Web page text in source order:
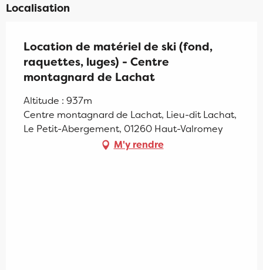
Localisation
Location de matériel de ski (fond,
raquettes, luges) - Centre
montagnard de Lachat
Altitude : 937m
Centre montagnard de Lachat, Lieu-dit Lachat,
Le Petit-Abergement, 01260 Haut-Valromey
M'y rendre